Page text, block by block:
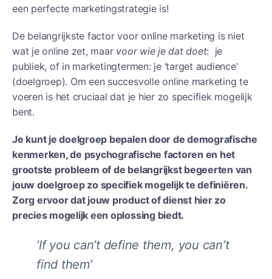
een perfecte marketingstrategie is!
De belangrijkste factor voor online marketing is niet
wat je online zet, maar voor wie je dat doet: je
publiek, of in marketingtermen: je ‘target audience’
(doelgroep). Om een succesvolle online marketing te
voeren is het cruciaal dat je hier zo specifiek mogelijk
bent.
Je kunt je doelgroep bepalen door de demografische
kenmerken, de psychografische factoren en het
grootste probleem of de belangrijkst begeerten van
jouw doelgroep zo specifiek mogelijk te definiëren.
Zorg ervoor dat jouw product of dienst hier zo
precies mogelijk een oplossing biedt.
‘If you can’t define them, you can’t
find them’